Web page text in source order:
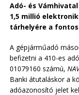
Adó- és
1,5 millió
tárhelyére a
A gépjárműadó
befizetni a 410-es
01079160 számú,
Banki átutaláskor a
adóazonosító jelet